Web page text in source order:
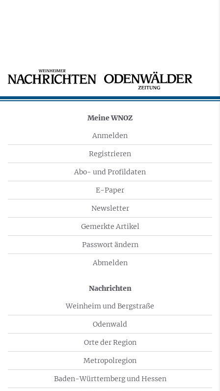
Meine WNOZ
Anmelden
Registrieren
Abo- und Profildaten
E-Paper
Newsletter
Gemerkte Artikel
Passwort ändern
Abmelden
Nachrichten
Weinheim und Bergstraße
Odenwald
Orte der Region
Metropolregion
Baden-Württemberg und Hessen